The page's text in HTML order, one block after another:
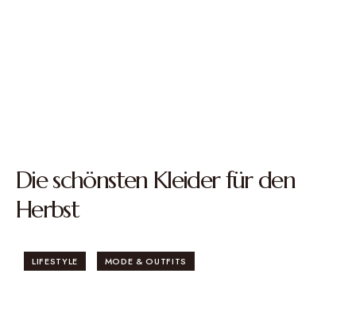
Die schönsten Kleider für den
Herbst
LIFESTYLE MODE & OUTFITS